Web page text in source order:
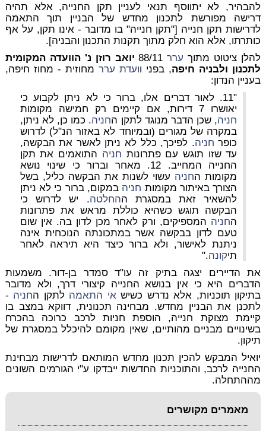
להבהיר, לא יתווסף תנאי לעניין תקן החנייה, אלא תהיה
דרישה מפורשת לתכנון מחדש של הבניין תוך התאמה
לדרישות תקן חנייה ["תקן חנייה" בו מדובר - אינו תקן, על אף
כותרתו, אלא הוא חלק מתוך תקנות התכנון והבניה].
להלן ציטוט מתוך ערר88/11
יואב רוזן נ' הוועדה המקומית
לתכנון ולבניה חיפה, בפני וועדת ערר מחוזית - מחוז חיפה,
בעניין הנדון:
"11. לאור דברים אלו, ברור כי לא ניתן לקבוע כי
יאושרו 7 דירות, אם קיימים רק חמישה מקומות
חניה, שכן הדבר מנוגד לתקן החניה. כמו כן, לא ניתן,
במקרה של מגורים (ובמיוחד לא באזור הנ"ל) לדרוש
כופר חניה. לפיכך, כלל לא ניתן לאשר את הבקשה,
עד שזו תוגש עם פתרונות חניה התואמים את תקן
החנייה המחייב. 12. מאחר וברור כי שינוי נושא
מקומות החניה עשוי לשנות את הבקשה כליל, בשל
הצורך באיתור מקומות חניה במקום, ברור כי לא ניתן
להשאיר זאת במסגרת ההחלטה. יש לדרוש כי
הבקשה תוגש כשהיא כוללת מראש את פתרונות
החניה המספיקים, ורק לאחר מכן לדון בה. אין שום
טעם לדון בבקשה אשר במתכונתה הנוכחית אינה
ניתנת לאישור, ולא ברור כיצד היא תיראה לאחר
תיקונה."
את הדיירים יצגה בתיק זה עו"ד סמדר בן-דור. משמעות
הדברים היא כי אין בנושא החנייה קיצורי דרך, ולא מדובר
בתיקון תוכניות, אלא נדרש כשיש אי התאמה לתקן החניה -
לתכנן את הבניין מחדש. מבחינה תכנונית, דווקא במצב בו
קיימת מצוקת חנייה, הוספת חניות לרכב כרוכה בהכרח
בשינויים מבניים מהותיים, שאין מקומם להיכלל במסגרת של
תיקון.
יואיל המבקש להכין תכנון מחדש המותאם לדרישות מבחינת
החנייה לרכב, והתוכניות החדשות ייבדקו ע"י הגורמים השונים
מההתחלה.
מאמרים מקושרים